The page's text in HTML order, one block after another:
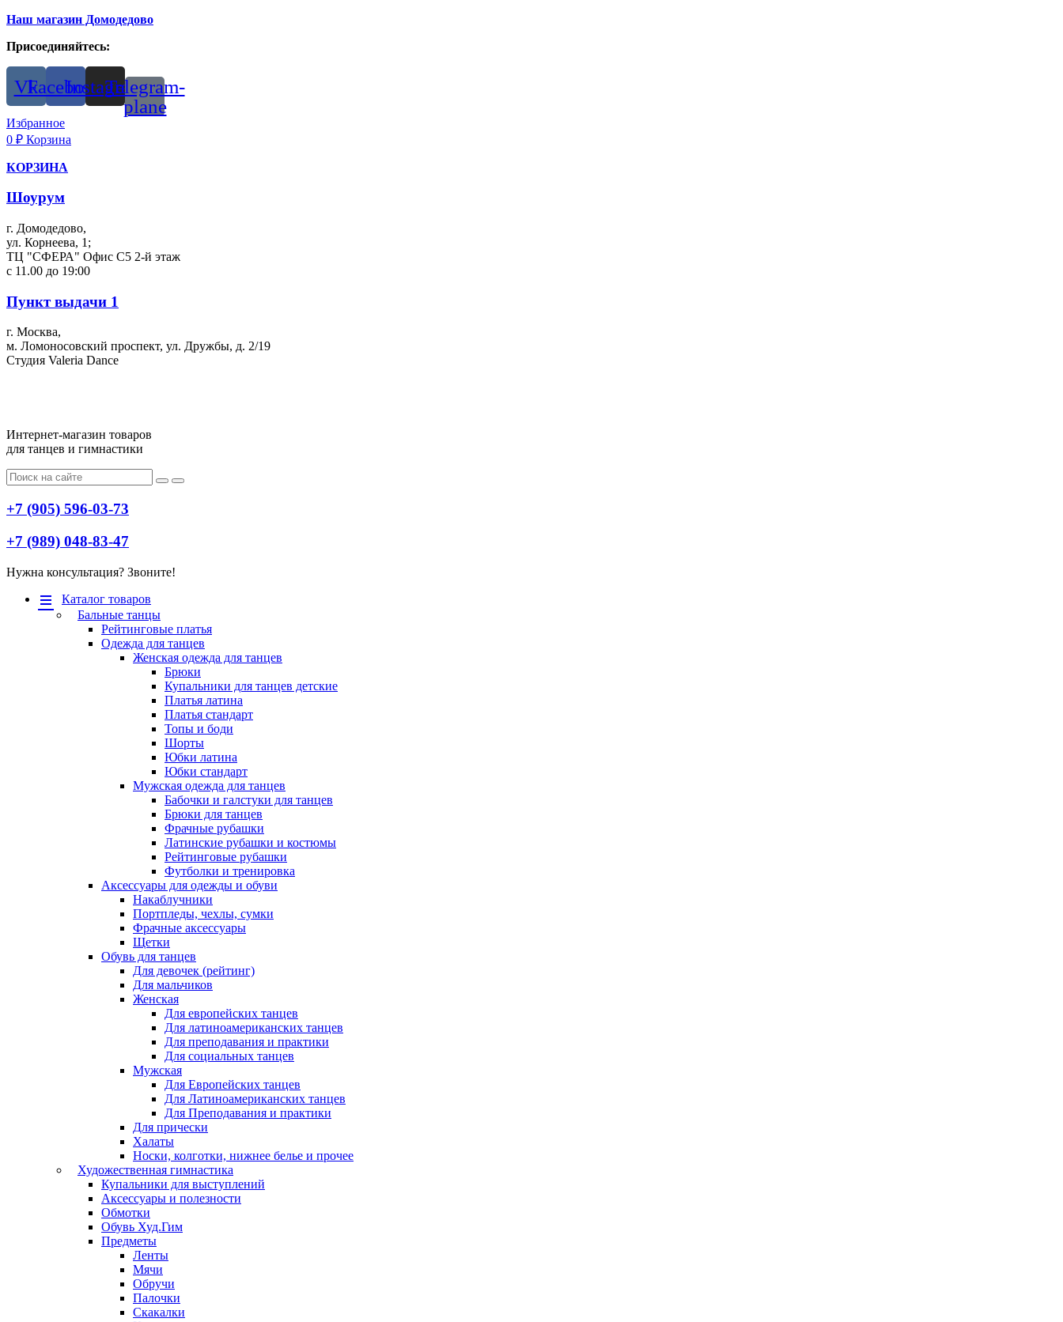
Наш магазин Домодедово
Присоединяйтесь:
VkFacebookInstagramTelegram-
plane
Избранное
0 ₽ Корзина
КОРЗИНА
Шоурум
г. Домодедово,
ул. Корнеева, 1;
ТЦ "СФЕРА" Офис С5 2-й этаж
с 11.00 до 19:00
Пункт выдачи 1
г. Москва,
м. Ломоносовский проспект, ул. Дружбы, д. 2/19
Студия Valeria Dance
Интернет-магазин товаров
для танцев и гимнастики
+7 (905) 596-03-73
+7 (989) 048-83-47
Нужна консультация? Звоните!
Меню
Каталог товаров
Бальные танцы
Рейтинговые платья
Одежда для танцев
Женская одежда для танцев
Брюки
Купальники для танцев детские
Платья латина
Платья стандарт
Топы и боди
Шорты
Юбки латина
Юбки стандарт
Мужская одежда для танцев
Бабочки и галстуки для танцев
Брюки для танцев
Фрачные рубашки
Латинские рубашки и костюмы
Рейтинговые рубашки
Футболки и тренировка
Аксессуары для одежды и обуви
Накаблучники
Портпледы, чехлы, сумки
Фрачные аксессуары
Щетки
Обувь для танцев
Для девочек (рейтинг)
Для мальчиков
Женская
Для европейских танцев
Для латиноамериканских танцев
Для преподавания и практики
Для социальных танцев
Мужская
Для Европейских танцев
Для Латиноамериканских танцев
Для Преподавания и практики
Для прически
Халаты
Носки, колготки, нижнее белье и прочее
Художественная гимнастика
Купальники для выступлений
Аксессуары и полезности
Обмотки
Обувь Худ.Гим
Предметы
Ленты
Мячи
Обручи
Палочки
Скакалки